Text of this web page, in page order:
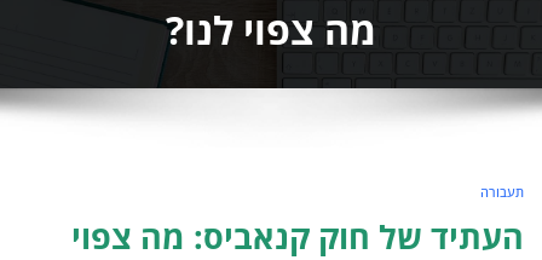
מה צפוי לנו?
תעבורה
העתיד של חוק קנאביס: מה צפוי